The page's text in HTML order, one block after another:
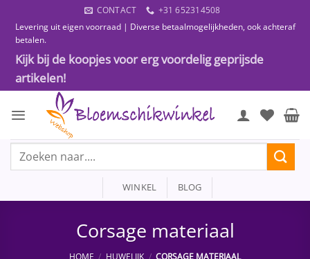
naar
inhoud
CONTACT
+31 652314508
Levering uit eigen voorraad | Diverse betaalmogelijkheden, ook achteraf
betalen.
Kijk bij de koopjes voor erg voordelig geprijsde
artikelen!
Zoeken
WINKEL BLOG
Corsage materiaal
HOME / HUWELIJK / CORSAGE MATERIAAL